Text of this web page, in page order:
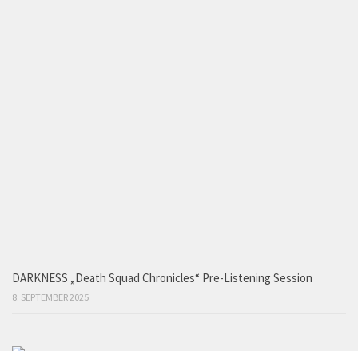
DARKNESS „Death Squad Chronicles“ Pre-Listening Session
8. SEPTEMBER 2025